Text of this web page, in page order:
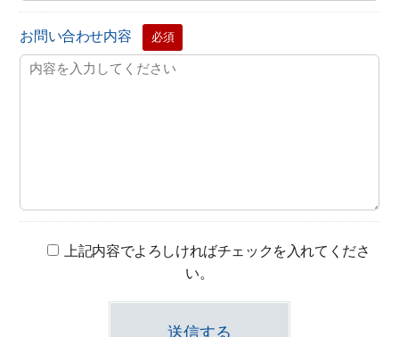
お問い合わせ内容 必須
上記内容でよろしければチェックを入れてくださ
い。